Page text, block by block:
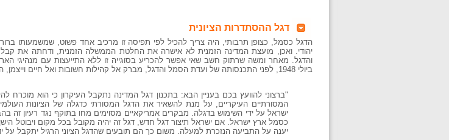
דגל ההסתדרות הציונית
הדגל כסמל, כצופן תרבותי, היה צריך להכיל לפי תפיסה זו מרכיב אחד פשוט, שמשמעותו
יהודי. ואכן, מועצת המדינה הזמנית לא אישרה את החלטת הממשלה הזמנית, ודחתה את
ביולי 1948, לפני התכנסותה של ועדת הסמל והדגל, מברק אל קהילות חשובות ואל חיים וייצמן, הנשיא המיועד של מדינת ישראל, בנוסח הבא:
"ברצוני להוועץ בכם בעניין הבא: בתכנון דגל המדינה נתקבל העיקרון כי הוא
המסורתיים העיקריים, על מנת להשאיר את הדגל המסורתי כדגלה של הציונות
ישראל על ידי השימוש בדגלה. מבקרים אמריקאיים מסוימים מחו בתוקף נגד רעיון זה
כסמל ארץ ישראל. אם ישראל תיצור דגל חדש, דגל זה יהיה מקובל בכל מקום ויבוטל
יענה על התביעה הנזכרת למעלה. משום כך הם תובעים שהדגל הציוני הרגיל יתקבל על